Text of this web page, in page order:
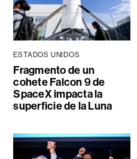
ESTADOS UNIDOS
Fragmento de un
cohete Falcon 9 de
SpaceX impacta la
superficie de la Luna